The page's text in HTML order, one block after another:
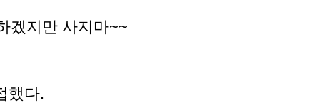
겠지만 사지마~~
했다.